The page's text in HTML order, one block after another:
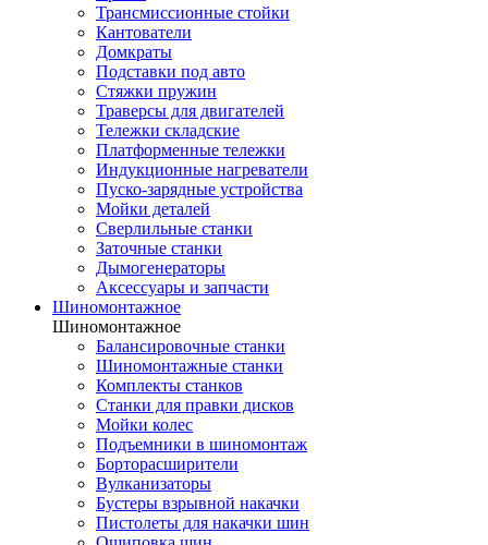
Трансмиссионные стойки
Кантователи
Домкраты
Подставки под авто
Стяжки пружин
Траверсы для двигателей
Тележки складские
Платформенные тележки
Индукционные нагреватели
Пуско-зарядные устройства
Мойки деталей
Сверлильные станки
Заточные станки
Дымогенераторы
Аксессуары и запчасти
Шиномонтажное
Шиномонтажное
Балансировочные станки
Шиномонтажные станки
Комплекты станков
Станки для правки дисков
Мойки колес
Подъемники в шиномонтаж
Борторасширители
Вулканизаторы
Бустеры взрывной накачки
Пистолеты для накачки шин